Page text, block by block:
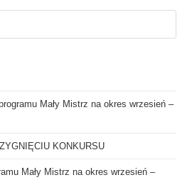
Mały Mistrz na okres wrzesień –
KONKURSU
Mały Mistrz na okres wrzesień –